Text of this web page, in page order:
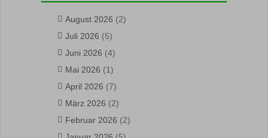
August 2026 (2)
Juli 2026 (5)
Juni 2026 (4)
Mai 2026 (1)
April 2026 (7)
März 2026 (2)
Februar 2026 (2)